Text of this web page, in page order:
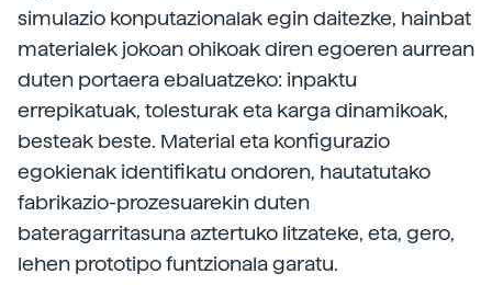
simulazio konputazionalak egin daitezke, hainbat
materialek jokoan ohikoak diren egoeren aurrean
duten portaera ebaluatzeko: inpaktu
errepikatuak, tolesturak eta karga dinamikoak,
besteak beste. Material eta konfigurazio
egokienak identifikatu ondoren, hautatutako
fabrikazio-prozesuarekin duten
bateragarritasuna aztertuko litzateke, eta, gero,
lehen prototipo funtzionala garatu.